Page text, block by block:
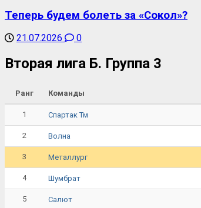
Теперь будем болеть за «Сокол»?
21.07.2026 0
Вторая лига Б. Группа 3
Ранг Команды
1 Спартак Тм
2 Волна
3 Металлург
4 Шумбрат
5 Салют